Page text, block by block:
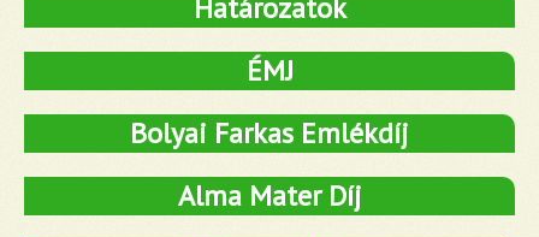
ÉMJ
Bolyai Farkas Emlékdíj
Alma Mater Díj